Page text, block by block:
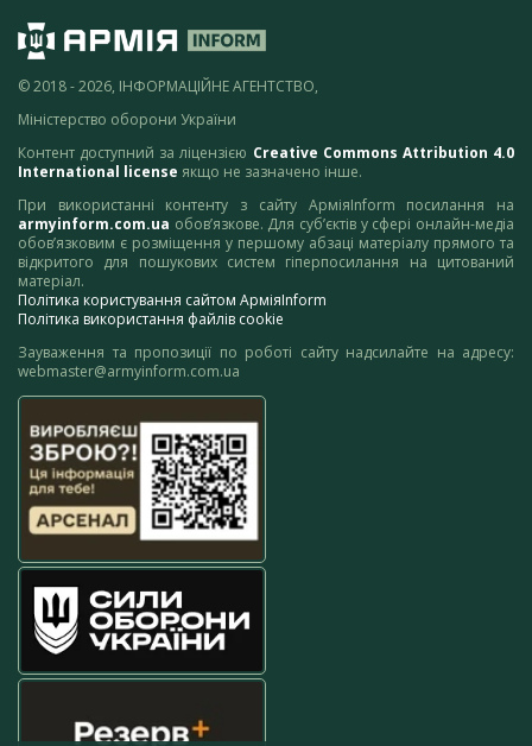
© 2018 - 2026, ІНФОРМАЦІЙНЕ АГЕНТСТВО,
Міністерство оборони України
Контент доступний за ліцензією Creative Commons Attribution 4.0
International license якщо не зазначено інше.
При використанні контенту з сайту АрміяInform посилання на
armyinform.com.ua обов’язкове. Для суб’єктів у сфері онлайн-медіа
обов’язковим є розміщення у першому абзаці матеріалу прямого та
відкритого для пошукових систем гіперпосилання на цитований
матеріал.
Політика користування сайтом АрміяInform
Політика використання файлів cookie
Зауваження та пропозиції по роботі сайту надсилайте на адресу:
webmaster@armyinform.com.ua